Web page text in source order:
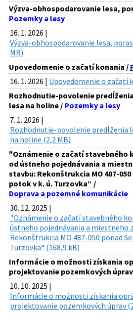
Výzva-obhospodarovanie lesa,
Pozemky a lesy
16. 1. 2026 |
Výzva-obhospodarovanie lesa,
MB)
Upovedomenie o začatí konania /
16. 1. 2026 | Upovedomenie o začatí
Rozhodnutie-povolenie
lesa na holine / Pozemky a lesy
7. 1. 2026 |
Rozhodnutie-povolenie predĺženia
na holine (2,2 MB)
"Oznámenie o začatí stavebného
od ústneho pojednávania a
stavbu: Rekonštrukcia MO 487-
potok v k. ú. Turzovka“ /
Doprava a pozemné komunikácie
30. 12. 2025 |
"Oznámenie o začatí stavebného
ústneho pojednávania a miestneho
Rekonštrukcia MO 487-050 ponad
Turzovka“ (168,9 kB)
Informácie o možnosti získania
projektovanie pozemkových
10. 10. 2025 |
Informácie o možnosti získania
projektovanie pozemkových úprav